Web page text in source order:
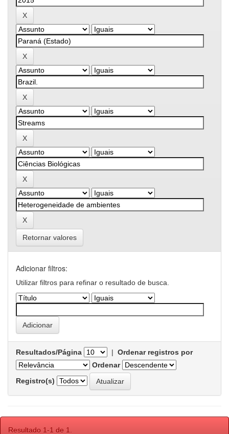
Retornar valores
Adicionar filtros:
Utilizar filtros para refinar o resultado de busca.
Resultados/Página | Ordenar registros por
Ordenar
Registro(s)
Resultado 1-1 de 1.